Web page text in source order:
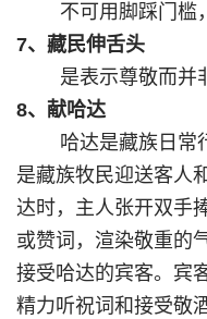
不可用脚踩门槛，
7、藏民伸舌头
是表示尊敬而并非
8、献哈达
哈达是藏族日常行
是藏族牧民迎送客人
达时，主人张开双手
或赞词，渲染敬重的
接受哈达的宾客。宾
精力听祝词和接受敬